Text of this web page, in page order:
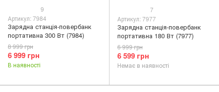
9
Артикул: 7984
Зарядна станція-повербанк
портативна 300 Вт (7984)
6 999 грн
8 999 грн
В наявності
7
Артикул: 7977
Зарядна станція-повербанк
портативна 180 Вт (7977)
6 599 грн
6 999 грн
Немає в наявності